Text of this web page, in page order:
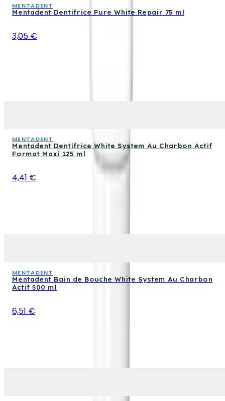
MENTADENT
Mentadent Dentifrice Pure White Repair 75 ml
3,05 €
MENTADENT
Mentadent Dentifrice White System Au Charbon Actif
Format Maxi 125 ml
4,41 €
MENTADENT
Mentadent Bain de Bouche White System Au Charbon
Actif 500 ml
6,51 €